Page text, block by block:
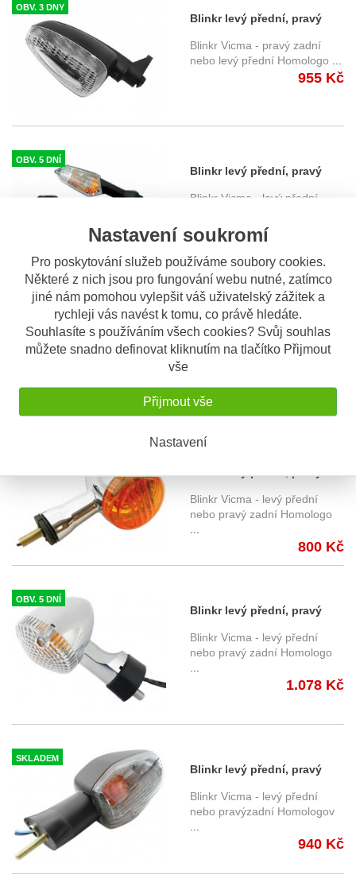
Nastavení soukromí
Pro poskytování služeb používáme soubory cookies.
Některé z nich jsou pro fungování webu nutné, zatímco
jiné nám pomohou vylepšit váš uživatelský zážitek a
rychleji vás navést k tomu, co právě hledáte.
Souhlasíte s používáním všech cookies? Svůj souhlas
můžete snadno definovat kliknutím na tlačítko Přijmout
vše
Přijmout vše
Nastavení
OBV. 3 DNY
Blinkr levý přední, pravý
zadní 11765 - BMW
Blinkr Vicma - pravý zadní
nebo levý přední Homologo
955 Kč
OBV. 5 DNÍ
Blinkr levý přední, pravý
zadní 11768 - Kawasaki
Blinkr Vicma - levý přední
OBV. 5 DNÍ
Blinkr levý přední, pravý
zadní 13705 - Ducati
Blinkr Vicma - levý přední
zadní 13727 - Suzuki
Blinkr Vicma - levý přední
nebo pravý zadní Homologo
800 Kč
OBV. 5 DNÍ
Blinkr levý přední, pravý
zadní 13729 - Yamaha
Blinkr Vicma - levý přední
nebo pravý zadní Homologo
1.078 Kč
SKLADEM
Blinkr levý přední, pravý
zadní 13786 - Honda
Blinkr Vicma - levý přední
nebo pravýzadní Homologov
940 Kč